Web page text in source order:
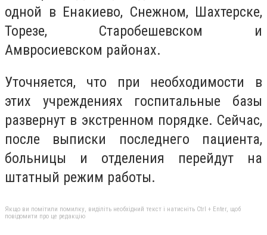
одной в Енакиево, Снежном, Шахтерске,
Торезе, Старобешевском и
Амвросиевском районах.
Уточняется, что при необходимости в
этих учреждениях госпитальные базы
развернут в экстренном порядке. Сейчас,
после выписки последнего пациента,
больницы и отделения перейдут на
штатный режим работы.
Якщо ви помітили помилку, виділіть необхідний текст і натисніть Ctrl + Enter, щоб
повідомити про це редакцію